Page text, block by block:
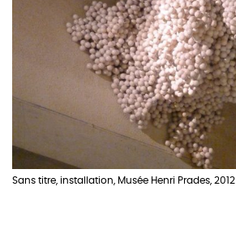
Sans titre, installation, Musée Henri Prades, 2012